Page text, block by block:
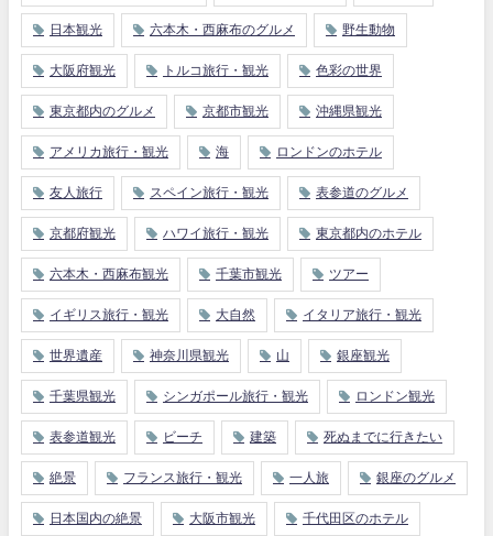
日本観光 六本木・西麻布のグルメ 野生動物
大阪府観光 トルコ旅行・観光 色彩の世界
東京都内のグルメ 京都市観光 沖縄県観光
アメリカ旅行・観光 海 ロンドンのホテル
友人旅行 スペイン旅行・観光 表参道のグルメ
京都府観光 ハワイ旅行・観光 東京都内のホテル
六本木・西麻布観光 千葉市観光 ツアー
イギリス旅行・観光 大自然 イタリア旅行・観光
世界遺産 神奈川県観光 山 銀座観光
千葉県観光 シンガポール旅行・観光 ロンドン観光
表参道観光 ビーチ 建築 死ぬまでに行きたい
絶景 フランス旅行・観光 一人旅 銀座のグルメ
日本国内の絶景 大阪市観光 千代田区のホテル